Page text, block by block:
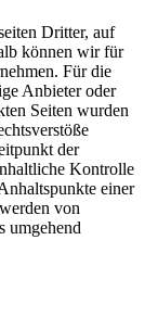
Dritter, auf
können wir für
Für die
Anbieter oder
Seiten wurden
der
Kontrolle
einer
von
umgehend